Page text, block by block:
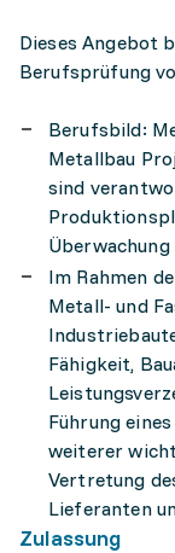
Dieses Angebot
Berufsprüfung
Berufsbild:
Metallbau
sind
Im Rahmen
Metall- und
Fähigkeit,
Führung
weiterer
Vertretung
Lieferanten
Zulassung